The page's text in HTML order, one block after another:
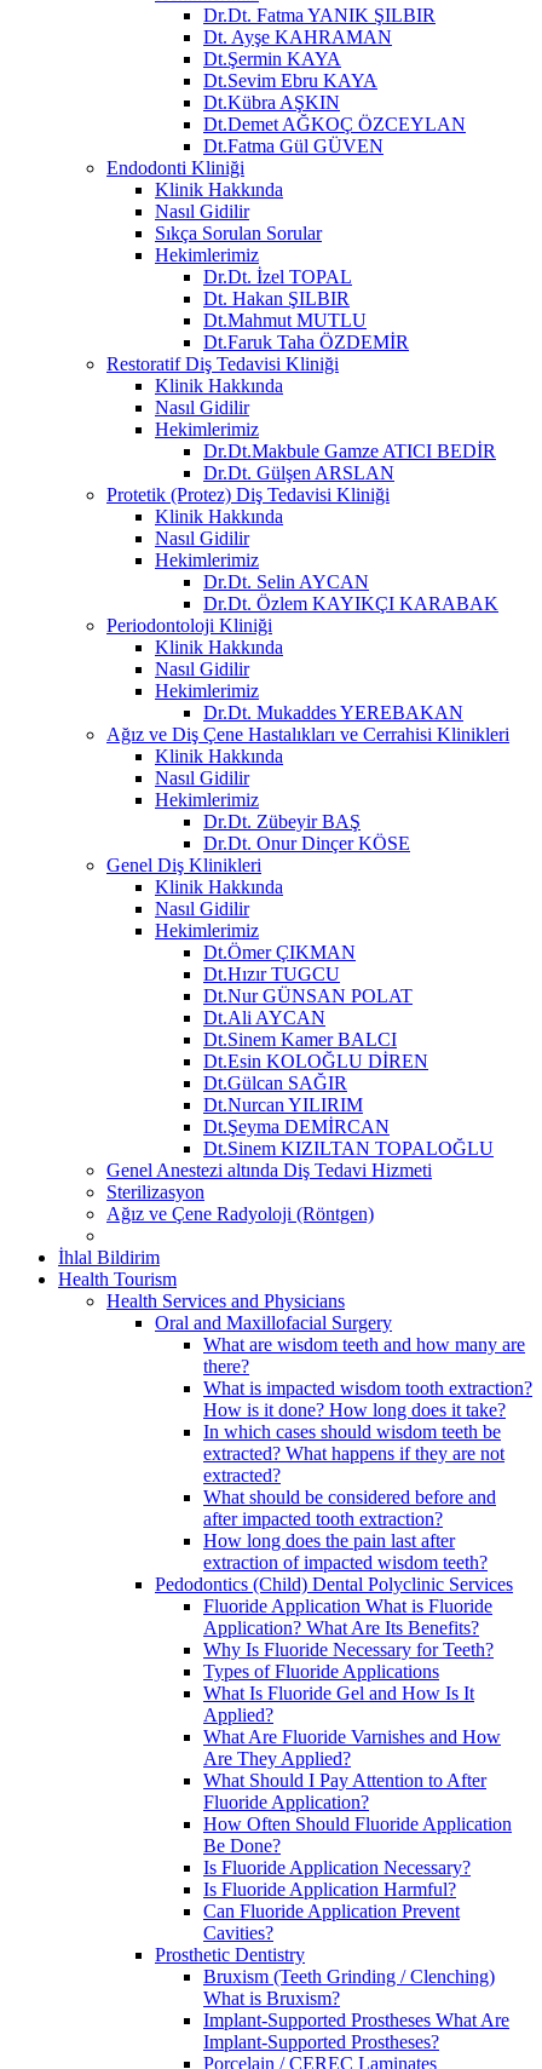
Dr.Dt. Fatma YANIK ŞILBIR
Dt. Ayşe KAHRAMAN
Dt.Şermin KAYA
Dt.Sevim Ebru KAYA
Dt.Kübra AŞKIN
Dt.Demet AĞKOÇ ÖZCEYLAN
Dt.Fatma Gül GÜVEN
Endodonti Kliniği
Klinik Hakkında
Nasıl Gidilir
Sıkça Sorulan Sorular
Hekimlerimiz
Dr.Dt. İzel TOPAL
Dt. Hakan ŞILBIR
Dt.Mahmut MUTLU
Dt.Faruk Taha ÖZDEMİR
Restoratif Diş Tedavisi Kliniği
Klinik Hakkında
Nasıl Gidilir
Hekimlerimiz
Dr.Dt.Makbule Gamze ATICI BEDİR
Dr.Dt. Gülşen ARSLAN
Protetik (Protez) Diş Tedavisi Kliniği
Klinik Hakkında
Nasıl Gidilir
Hekimlerimiz
Dr.Dt. Selin AYCAN
Dr.Dt. Özlem KAYIKÇI KARABAK
Periodontoloji Kliniği
Klinik Hakkında
Nasıl Gidilir
Hekimlerimiz
Dr.Dt. Mukaddes YEREBAKAN
Ağız ve Diş Çene Hastalıkları ve Cerrahisi Klinikleri
Klinik Hakkında
Nasıl Gidilir
Hekimlerimiz
Dr.Dt. Zübeyir BAŞ
Dr.Dt. Onur Dinçer KÖSE
Genel Diş Klinikleri
Klinik Hakkında
Nasıl Gidilir
Hekimlerimiz
Dt.Ömer ÇIKMAN
Dt.Hızır TUGCU
Dt.Nur GÜNSAN POLAT
Dt.Ali AYCAN
Dt.Sinem Kamer BALCI
Dt.Esin KOLOĞLU DİREN
Dt.Gülcan SAĞIR
Dt.Nurcan YILIRIM
Dt.Şeyma DEMİRCAN
Dt.Sinem KIZILTAN TOPALOĞLU
Genel Anestezi altında Diş Tedavi Hizmeti
Sterilizasyon
Ağız ve Çene Radyoloji (Röntgen)
İhlal Bildirim
Health Tourism
Health Services and Physicians
Oral and Maxillofacial Surgery
What are wisdom teeth and how many are
there?
What is impacted wisdom tooth extraction?
How is it done? How long does it take?
In which cases should wisdom teeth be
extracted? What happens if they are not
extracted?
What should be considered before and
after impacted tooth extraction?
How long does the pain last after
extraction of impacted wisdom teeth?
Pedodontics (Child) Dental Polyclinic Services
Fluoride Application What is Fluoride
Application? What Are Its Benefits?
Why Is Fluoride Necessary for Teeth?
Types of Fluoride Applications
What Is Fluoride Gel and How Is It
Applied?
What Are Fluoride Varnishes and How
Are They Applied?
What Should I Pay Attention to After
Fluoride Application?
How Often Should Fluoride Application
Be Done?
Is Fluoride Application Necessary?
Is Fluoride Application Harmful?
Can Fluoride Application Prevent
Cavities?
Prosthetic Dentistry
Bruxism (Teeth Grinding / Clenching)
What is Bruxism?
Implant-Supported Prostheses What Are
Implant-Supported Prostheses?
Porcelain / CEREC Laminates